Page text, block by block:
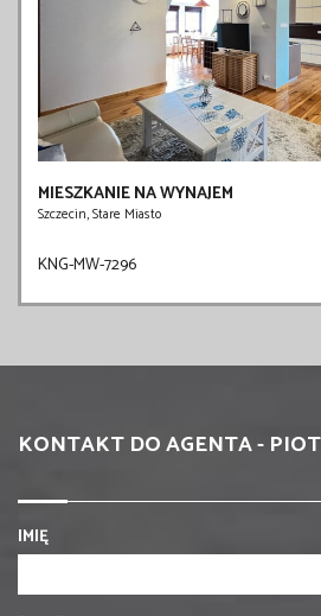
MIESZKANIE NA WYNAJEM
Szczecin, Stare Miasto
KNG-MW-7296
KONTAKT DO AGENTA -
IMIĘ